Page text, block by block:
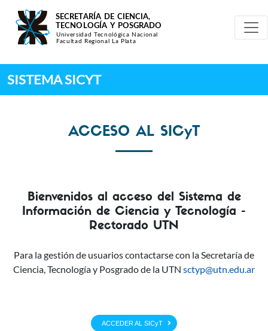
SISTEMA SICYT
ACCESO AL SICyT
Bienvenidos al acceso del Sistema de
Información de Ciencia y Tecnología -
Rectorado UTN
Para la gestión de usuarios contactarse con la Secretaría de
Ciencia, Tecnología y Posgrado de la UTN sctyp@utn.edu.ar
ACCEDER AL SICyT